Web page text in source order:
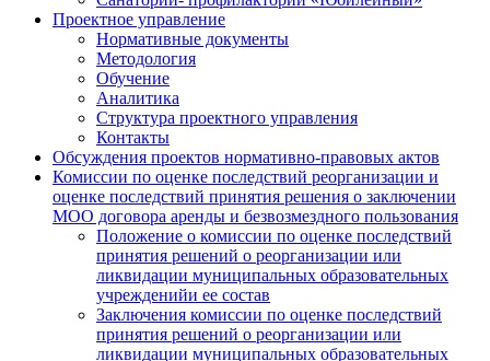
Проектное управление
Нормативные документы
Методология
Обучение
Аналитика
Структура проектного управления
Контакты
Обсуждения проектов нормативно-правовых актов
Комиссии по оценке последствий реорганизации и
оценке последствий принятия решения о заключении
МОО договора аренды и безвозмездного пользования
Положение о комиссии по оценке последствий
принятия решений о реорганизации или
ликвидации муниципальных образовательных
учрежденийи ее состав
Заключения комиссии по оценке последствий
принятия решений о реорганизации или
ликвидации муниципальных образовательных